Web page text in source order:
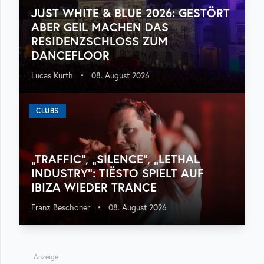
JUST WHITE & BLUE 2026: GESTÖRT
ABER GEIL MACHEN DAS
RESIDENZSCHLOSS ZUM
DANCEFLOOR
Lucas Kurth • 08. August 2026
CLUBS
„TRAFFIC“, „SILENCE“, „LETHAL
INDUSTRY“: TIËSTO SPIELT AUF
IBIZA WIEDER TRANCE
Franz Beschoner • 08. August 2026
Anzeige